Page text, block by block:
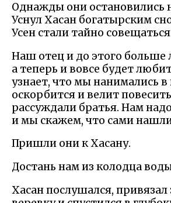
Однажды они остановились
Уснул Хасан богатырским
Усен стали тайно
Наш отец и до этого больше
а теперь и вовсе будет
узнает, что мы нанимались в
оскорбится и велит
рассуждали братья. Нам
и мы скажем, что сами
Пришли они к Хасану.
Достань нам из колодца
Хасан послушался, привязал